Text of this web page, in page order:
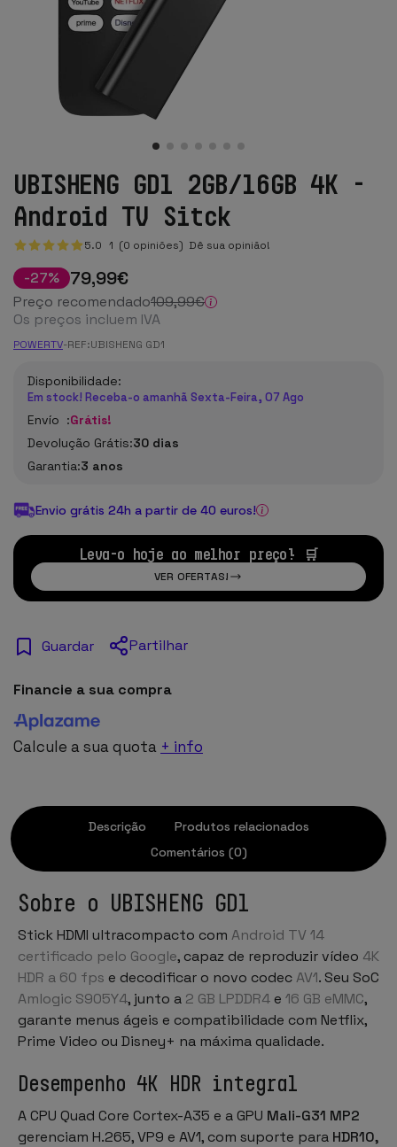
UBISHENG GD1 2GB/16GB 4K -
Android TV Sitck
5.0 1 (0 opiniões) Dê sua opinião!
-27% 79,99€
Preço recomendado109,99€
Os preços incluem IVA
POWERTV-REF:UBISHENG GD1
Disponibilidade:
Em stock! Receba-o amanhã Sexta-Feira, 07 Ago
Envío :Grátis!
Devolução Grátis:30 dias
Garantia:3 anos
Envio grátis 24h a partir de 40 euros!
Leva-o hoje ao melhor preço! 🛒
VER OFERTAS!
Guardar Partilhar
Financie a sua compra
Calcule a sua quota + info
Descrição
Produtos relacionados
Comentários (0)
Sobre o UBISHENG GD1
Stick HDMI ultracompacto com Android TV 14
certificado pelo Google, capaz de reproduzir vídeo 4K
HDR a 60 fps e decodificar o novo codecAV1. Seu SoC
Amlogic S905Y4, junto a 2 GB LPDDR4 e 16 GB eMMC,
garante menus ágeis e compatibilidade com Netflix,
Prime Video ou Disney+ na máxima qualidade.
Desempenho 4K HDR integral
A CPU Quad Core Cortex-A35 e a GPU Mali-G31 MP2
gerenciam H.265, VP9 e AV1, com suporte para HDR10,